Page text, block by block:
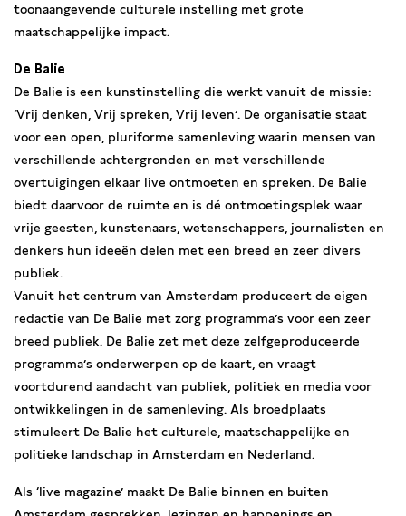
toonaangevende culturele instelling met grote
maatschappelijke impact.
De Balie
De Balie is een kunstinstelling die werkt vanuit de missie:
‘Vrij denken, Vrij spreken, Vrij leven’. De organisatie staat
voor een open, pluriforme samenleving waarin mensen van
verschillende achtergronden en met verschillende
overtuigingen elkaar live ontmoeten en spreken. De Balie
biedt daarvoor de ruimte en is dé ontmoetingsplek waar
vrije geesten, kunstenaars, wetenschappers, journalisten en
denkers hun ideeën delen met een breed en zeer divers
publiek.
Vanuit het centrum van Amsterdam produceert de eigen
redactie van De Balie met zorg programma’s voor een zeer
breed publiek. De Balie zet met deze zelfgeproduceerde
programma’s onderwerpen op de kaart, en vraagt
voortdurend aandacht van publiek, politiek en media voor
ontwikkelingen in de samenleving. Als broedplaats
stimuleert De Balie het culturele, maatschappelijke en
politieke landschap in Amsterdam en Nederland.
Als ‘live magazine’ maakt De Balie binnen en buiten